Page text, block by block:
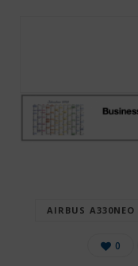
AIRBUS A330NEO
0